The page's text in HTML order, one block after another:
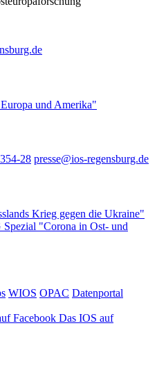
und Amerika"
28 presse@ios-regensburg.de
Krieg gegen die Ukraine"
"Corona in Ost- und
WIOS OPAC Datenportal
Facebook Das IOS auf